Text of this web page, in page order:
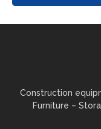
Construction
Furniture –